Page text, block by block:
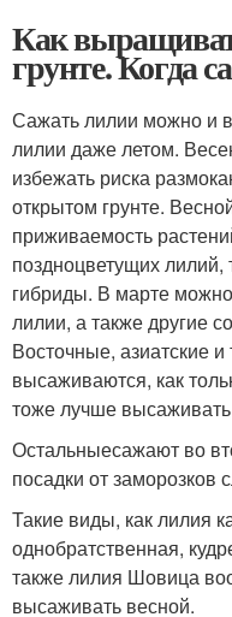
Как
грунте. Когда
Сажать лилии можно и
лилии даже летом.
избежать риска
открытом грунте.
приживаемость
поздноцветущих лилий,
гибриды. В марте
лилии, а также другие
Восточные, азиатские
высаживаются, как
тоже лучше
Остальныесажают во
посадки от
Такие виды, как лилия
однобратственная,
также лилия Шовица
высаживать весной.